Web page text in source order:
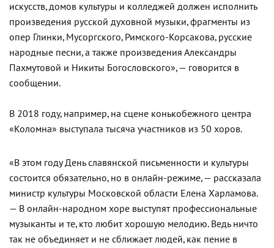
искусств, домов культуры и колледжей должен исполнить
произведения русской духовной музыки, фрагменты из
опер Глинки, Мусоргского, Римского-Корсакова, русские
народные песни, а также произведения Александры
Пахмутовой и Никиты Богословского», — говорится в
сообщении.
В 2018 году, например, на сцене конькобежного центра
«Коломна» выступала тысяча участников из 50 хоров.
«В этом году День славянской письменности и культуры
состоится обязательно, но в онлайн-режиме, — рассказала
министр культуры Московской области Елена Харламова.
— В онлайн-народном хоре выступят профессиональные
музыканты и те, кто любит хорошую мелодию. Ведь ничто
так не объединяет и не сближает людей, как пение в